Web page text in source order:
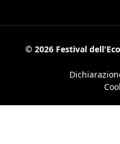
© 2026 Festival